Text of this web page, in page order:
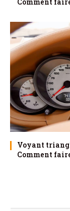
Comment
Voyant
Comment